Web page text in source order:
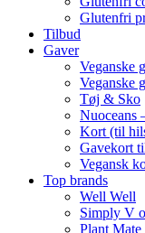
Glutenfri
Tilbud
Gaver
Veganske
Veganske
Tøj & Sko
Nuoceans
Kort (til
Gavekort
Vegansk
Top brands
Well Well
Simply V
Plant Mate